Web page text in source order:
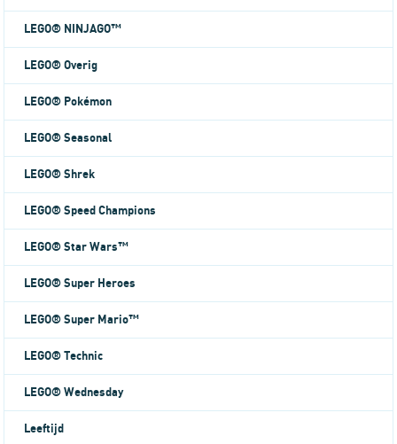
LEGO® NINJAGO™
LEGO® Overig
LEGO® Pokémon
LEGO® Seasonal
LEGO® Shrek
LEGO® Speed Champions
LEGO® Star Wars™
LEGO® Super Heroes
LEGO® Super Mario™
LEGO® Technic
LEGO® Wednesday
Leeftijd